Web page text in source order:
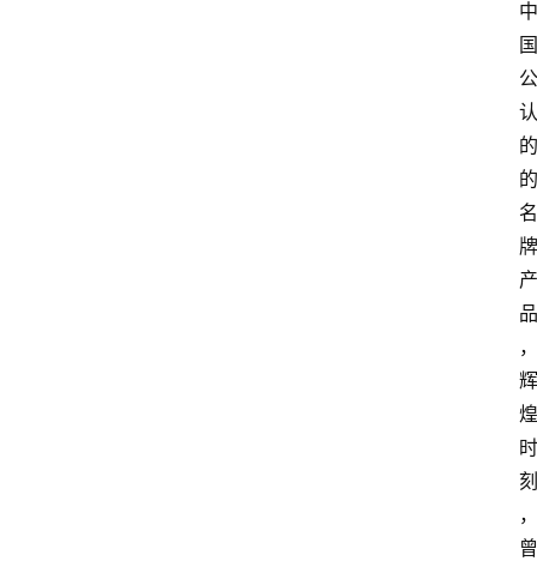
中
国
公
认
的
的
名
牌
产
品
，
辉
煌
时
刻
，
曾